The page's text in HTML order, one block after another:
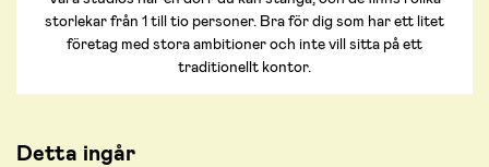
storlekar från 1 till tio personer. Bra för dig som har ett litet
företag med stora ambitioner och inte vill sitta på ett
traditionellt kontor.
Detta ingår